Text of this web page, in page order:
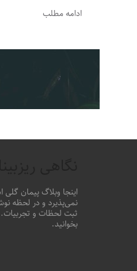
ادامه مطلب
اینجا وبلاگ پیمان
نمی‌پذیرد و در لحظه
ثبت لحظات و تجربیات.
بخوانید.